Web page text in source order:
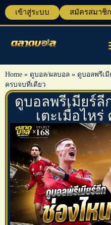
เข้าสู่ระบบ สมัครสมาชิก
Home » ดูบอล/ผลบอล » ดูบอลพรีเมี
ครบจบที่เดียว
ดูบอลพรีเมียร์ลี
เตะเมื่อไห